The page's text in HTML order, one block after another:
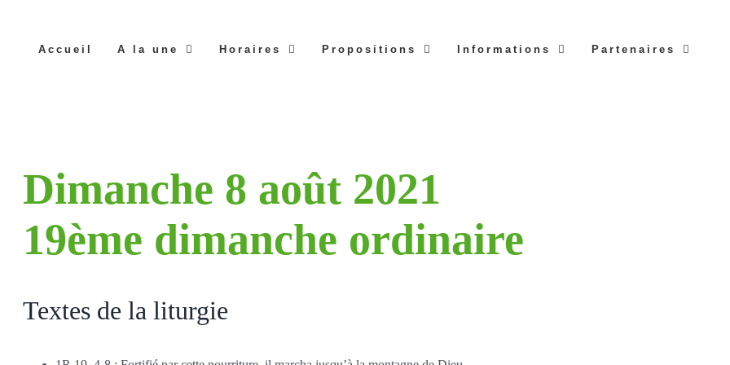
Accueil A la une Horaires Propositions Informations Partenaires
Dimanche 8 août 2021
19ème dimanche ordinaire
Textes de la liturgie